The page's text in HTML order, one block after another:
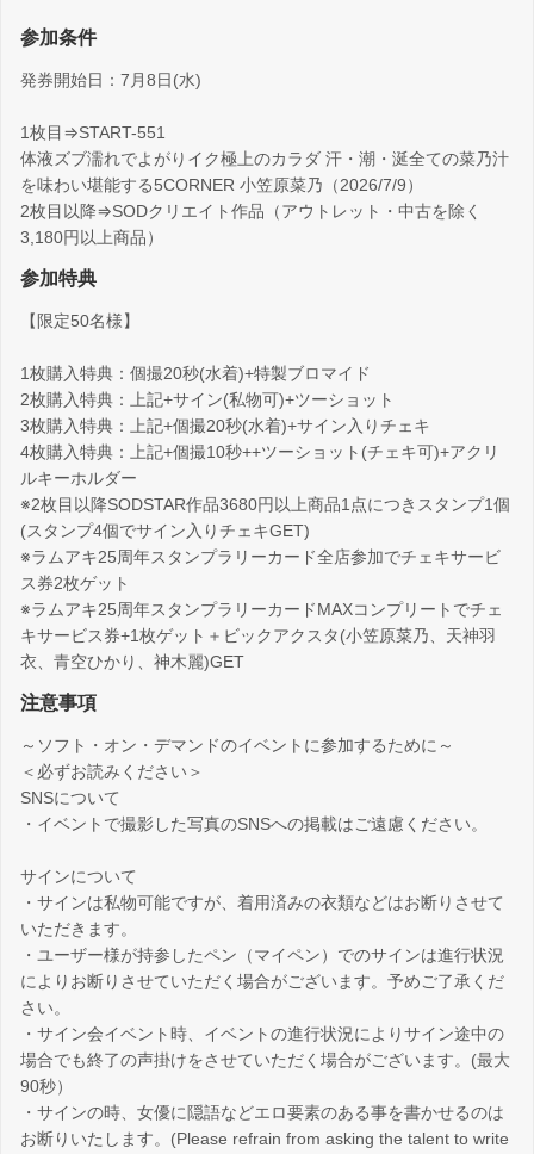
参加条件
発券開始日：7月8日(水)
1枚目⇒START-551
体液ズブ濡れでよがりイク極上のカラダ 汗・潮・涎全ての菜乃汁
を味わい堪能する5CORNER 小笠原菜乃（2026/7/9）
2枚目以降⇒SODクリエイト作品（アウトレット・中古を除く
3,180円以上商品）
参加特典
【限定50名様】
1枚購入特典：個撮20秒(水着)+特製ブロマイド
2枚購入特典：上記+サイン(私物可)+ツーショット
3枚購入特典：上記+個撮20秒(水着)+サイン入りチェキ
4枚購入特典：上記+個撮10秒++ツーショット(チェキ可)+アクリ
ルキーホルダー
※2枚目以降SODSTAR作品3680円以上商品1点につきスタンプ1個
(スタンプ4個でサイン入りチェキGET)
※ラムアキ25周年スタンプラリーカード全店参加でチェキサービ
ス券2枚ゲット
※ラムアキ25周年スタンプラリーカードMAXコンプリートでチェ
キサービス券+1枚ゲット＋ビックアクスタ(小笠原菜乃、天神羽
衣、青空ひかり、神木麗)GET
注意事項
～ソフト・オン・デマンドのイベントに参加するために～
＜必ずお読みください＞
SNSについて
・イベントで撮影した写真のSNSへの掲載はご遠慮ください。
サインについて
・サインは私物可能ですが、着用済みの衣類などはお断りさせて
いただきます。
・ユーザー様が持参したペン（マイペン）でのサインは進行状況
によりお断りさせていただく場合がございます。予めご了承くだ
さい。
・サイン会イベント時、イベントの進行状況によりサイン途中の
場合でも終了の声掛けをさせていただく場合がございます。(最大
90秒）
・サインの時、女優に隠語などエロ要素のある事を書かせるのは
お断りいたします。(Please refrain from asking the talent to write